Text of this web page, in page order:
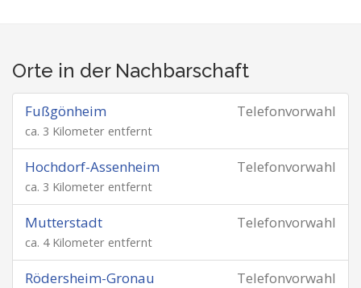
Orte in der Nachbarschaft
Telefonvorwahl
Fußgönheim
ca. 3 Kilometer entfernt
Telefonvorwahl
Hochdorf-Assenheim
ca. 3 Kilometer entfernt
Telefonvorwahl
Mutterstadt
ca. 4 Kilometer entfernt
Telefonvorwahl
Rödersheim-Gronau